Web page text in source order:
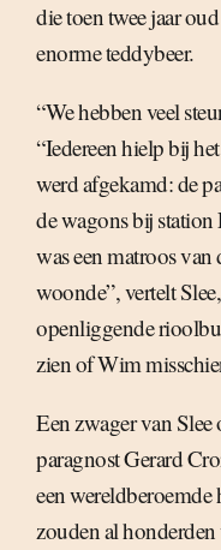
die toen twee jaar
enorme teddybeer.
“We hebben veel
“Iedereen hielp bij
werd afgekamd: de
de wagons bij
was een matroos
woonde”, vertelt
openliggende
zien of Wim
Een zwager van
paragnost Gerard
een
zouden al